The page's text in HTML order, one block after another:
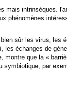
mais intrinsèques.
phénomènes
sûr les virus, les
les échanges de
que la «
symbiotique, par